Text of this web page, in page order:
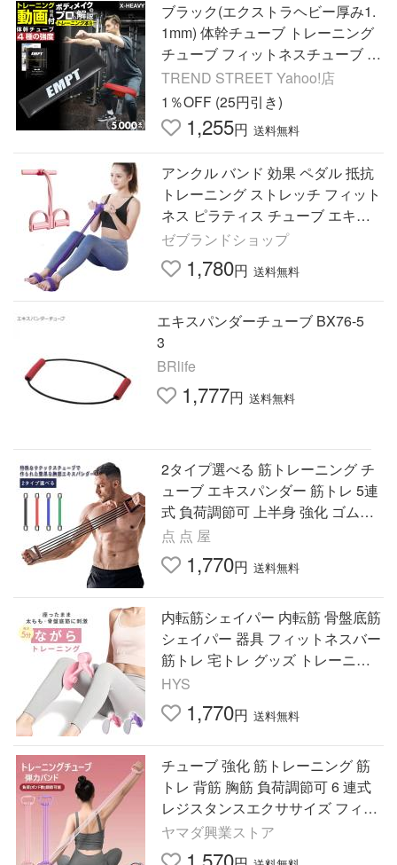
ブラック(エクストラヘビー厚み1.
1mm) 体幹チューブ トレーニング
チューブ フィットネスチューブ エ
クササイズバンド 体幹トレーニン
グ ストレッチ
TREND STREET Yahoo!店
1％OFF (25円引き)
1,255円 送料無料
アンクル バンド 効果 ペダル 抵抗
トレーニング ストレッチ フィット
ネス ピラティス チューブ エキス
パンダー ダイエット (ピンク)
ゼブランドショップ
1,780円 送料無料
エキスパンダーチューブ BX76-5
3
BRlife
1,777円 送料無料
2タイプ選べる 筋トレーニング チ
ューブ エキスパンダー 筋トレ 5連
式 負荷調節可 上半身 強化 ゴム製
背筋 胸筋 二の腕 チェストエキス
パンダー
点 点 屋
1,770円 送料無料
内転筋シェイパー 内転筋 骨盤底筋
シェイパー 器具 フィットネスバー
筋トレ 宅トレ グッズ トレーニン
グ ダイエット ボディメイク ダイ
エット
HYS
1,770円 送料無料
チューブ 強化 筋トレーニング 筋
トレ 背筋 胸筋 負荷調節可 6 連式
レジスタンスエクササイズ フィッ
トネス エキスパンダー 騒音なしで
運動可能 初
ヤマダ興業ストア